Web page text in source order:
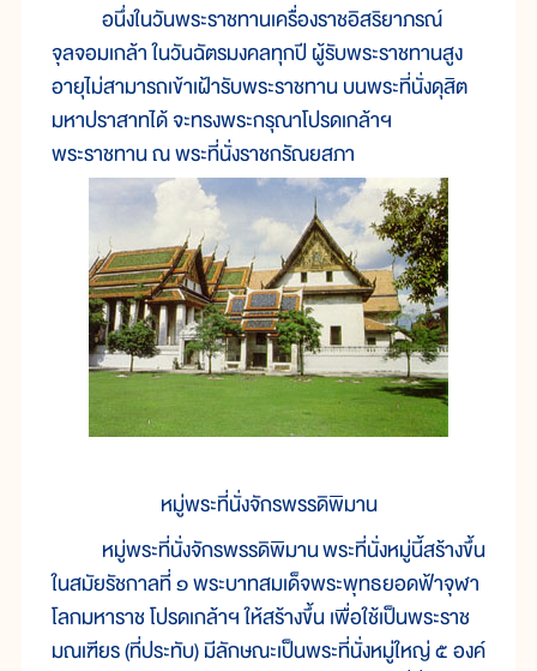
อนึ่งในวันพระราชทานเครื่องราชอิสริยาภรณ์
จุลจอมเกล้า ในวันฉัตรมงคลทุกปี ผู้รับพระราชทานสูง
อายุไม่สามารถเข้าเฝ้ารับพระราชทาน บนพระที่นั่งดุสิต
มหาปราสาทได้ จะทรงพระกรุณาโปรดเกล้าฯ
พระราชทาน ณ พระที่นั่งราชกรัณยสภา
หมู่พระที่นั่งจักรพรรดิพิมาน
หมู่พระที่นั่งจักรพรรดิพิมาน พระที่นั่งหมู่นี้สร้างขึ้น
ในสมัยรัชกาลที่ ๑ พระบาทสมเด็จพระพุทธยอดฟ้าจุฬา
โลกมหาราช โปรดเกล้าฯ ให้สร้างขึ้น เพื่อใช้เป็นพระราช
มณเฑียร (ที่ประทับ) มีลักษณะเป็นพระที่นั่งหมู่ใหญ่ ๕ องค์